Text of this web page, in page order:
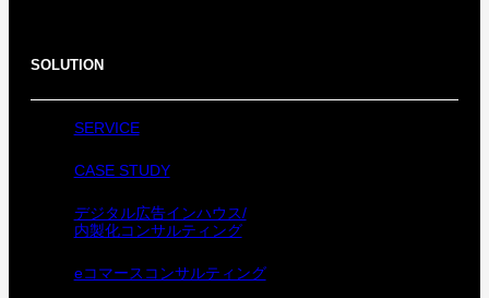
SOLUTION
SERVICE
CASE STUDY
デジタル広告インハウス/
内製化コンサルティング
eコマースコンサルティング